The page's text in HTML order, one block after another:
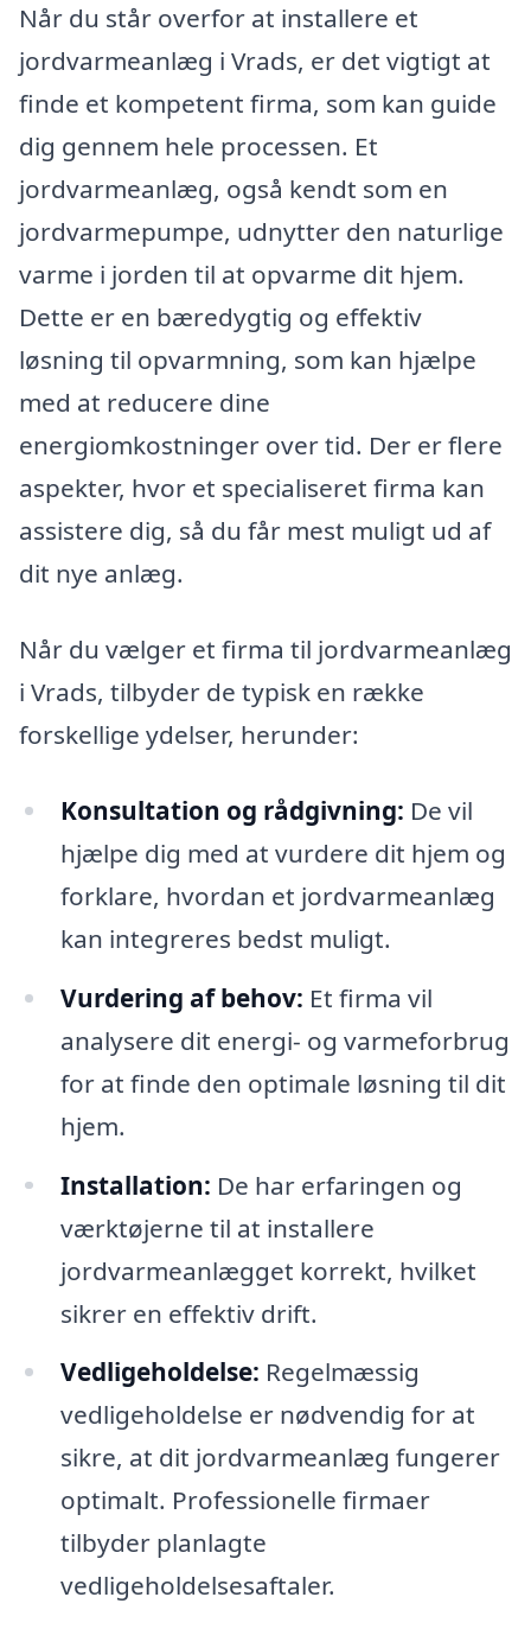
Når du står overfor at installere et
jordvarmeanlæg i Vrads, er det vigtigt at
finde et kompetent firma, som kan guide
dig gennem hele processen. Et
jordvarmeanlæg, også kendt som en
jordvarmepumpe, udnytter den naturlige
varme i jorden til at opvarme dit hjem.
Dette er en bæredygtig og effektiv
løsning til opvarmning, som kan hjælpe
med at reducere dine
energiomkostninger over tid. Der er flere
aspekter, hvor et specialiseret firma kan
assistere dig, så du får mest muligt ud af
dit nye anlæg.
Når du vælger et firma til jordvarmeanlæg
i Vrads, tilbyder de typisk en række
forskellige ydelser, herunder:
Konsultation og rådgivning: De vil
hjælpe dig med at vurdere dit hjem og
forklare, hvordan et jordvarmeanlæg
kan integreres bedst muligt.
Vurdering af behov: Et firma vil
analysere dit energi- og varmeforbrug
for at finde den optimale løsning til dit
hjem.
Installation: De har erfaringen og
værktøjerne til at installere
jordvarmeanlægget korrekt, hvilket
sikrer en effektiv drift.
Vedligeholdelse: Regelmæssig
vedligeholdelse er nødvendig for at
sikre, at dit jordvarmeanlæg fungerer
optimalt. Professionelle firmaer
tilbyder planlagte
vedligeholdelsesaftaler.